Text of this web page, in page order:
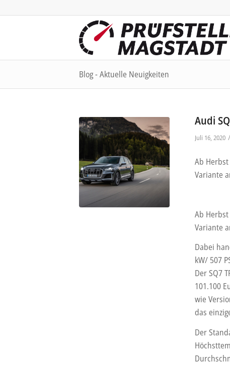
Blog - Aktuelle Neuigkeiten
Audi
Juli 16, 2020 /
Ab
Variante
Ab
Variante
Dabei
kW/ 507
Der SQ7
101.100
wie
das
Der